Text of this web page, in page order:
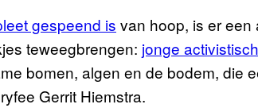
gespeend is van hoop, is er
teweegbrengen: jonge
bomen, algen en de bodem, die
Gerrit Hiemstra.